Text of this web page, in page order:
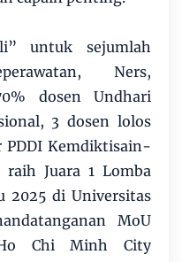
untuk sejumlah
Ners,
dosen Un­dhari
3 dosen lolos
PDDI Kemdiktisain­
raih Juara 1 Lomba
2025 di Universitas
MoU
Chi Minh City